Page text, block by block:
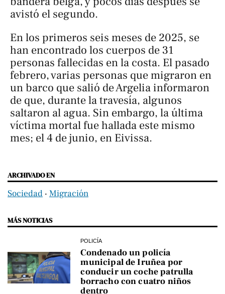
avistó el segundo.
En los primeros seis meses de 2025, se
han encontrado los cuerpos de 31
personas fallecidas en la costa. El pasado
febrero, varias personas que migraron en
un barco que salió de Argelia informaron
de que, durante la travesía, algunos
saltaron al agua. Sin embargo, la última
víctima mortal fue hallada este mismo
mes; el 4 de junio, en Eivissa.
ARCHIVADO EN
Sociedad ‧ Migración
MÁS NOTICIAS
POLICÍA
Condenado un policía
municipal de Iruñea por
conducir un coche patrulla
borracho con cuatro niños
dentro